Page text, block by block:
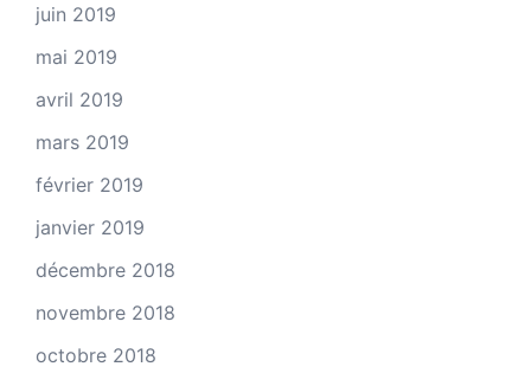
juin 2019
mai 2019
avril 2019
mars 2019
février 2019
janvier 2019
décembre 2018
novembre 2018
octobre 2018